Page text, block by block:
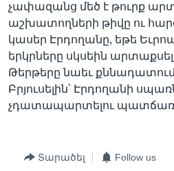
չափազանց մեծ է թուրք
աշխատողների թիվը ու
կասեր Էրդողանը, եթե
երկրները սկսեին արտաքսել
Թերթերը նաեւ
Բրյուսելին՝ Էրդողանի
չդատապարտելու
Տարածել Follow us